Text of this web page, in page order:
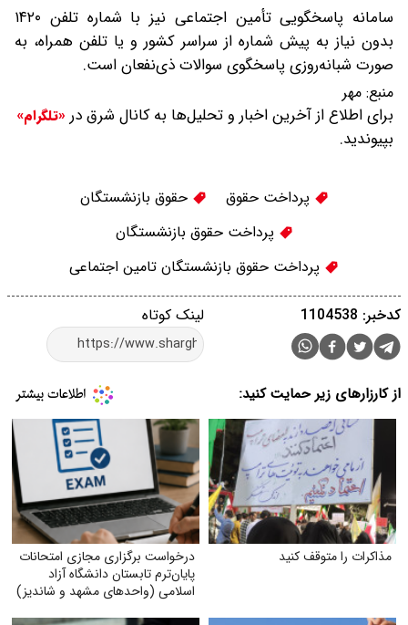
سامانه پاسخگویی تأمین اجتماعی نیز با شماره تلفن ۱۴۲۰
بدون نیاز به پیش شماره از سراسر کشور و یا تلفن همراه، به
صورت شبانه‌روزی پاسخگوی سوالات ذی‌نفعان است.
منبع: مهر
برای اطلاع از آخرین اخبار و تحلیل‌ها به کانال شرق در «تلگرام»
بپیوندید.
پرداخت حقوق
حقوق بازنشستگان
پرداخت حقوق بازنشستگان
پرداخت حقوق‌ بازنشستگان تامین اجتماعی
لینک کوتاه کدخبر: 1104538
از کارزارهای زیر حمایت کنید:
مذاکرات را متوقف کنید
درخواست برگزاری مجازی امتحانات
پایان‌ترم تابستان دانشگاه آزاد
اسلامی (واحدهای مشهد و شاندیز)